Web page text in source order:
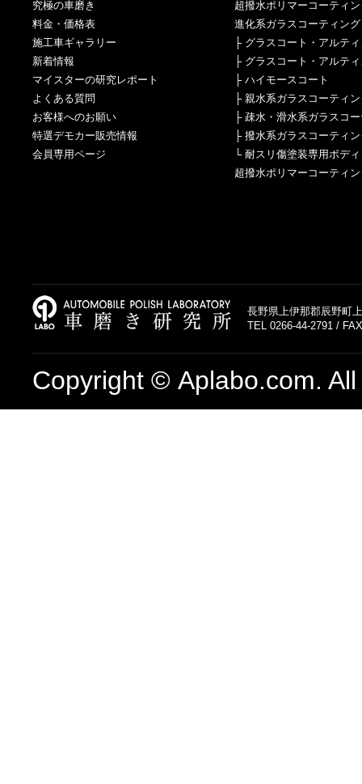
究極の車磨き
料金・価格表
施工車ギャラリー
新着情報
マイスターの研究レポート
よくある質問
お客様へのお願い
特選デモカー販売情報
会員専用ページ
超撥水ポリマーコーティ
進化系ガラスコーティング
├ グラスコート・アルテ
├ グラスコート・アルテ
├ ハイモースコート
├ 親水系ガラスコーティ
├ 疎水・滑水系ガラスコ
├ 撥水系ガラスコーティ
└ 耐スリ傷塗装専用ボデ
超撥水ポリマーコーティ
長野県上伊那郡辰野町
TEL 0266-44-2791 /
Copyright © Aplabo.com.